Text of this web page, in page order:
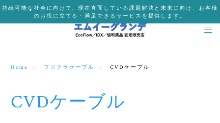
持続可能な社会に向けて、現在直面している課題解決と未来に向け、お客様
のお役に立てる・満足できるサービスを提供します。
Home フジクラケーブル CVDケーブル
CVDケーブル